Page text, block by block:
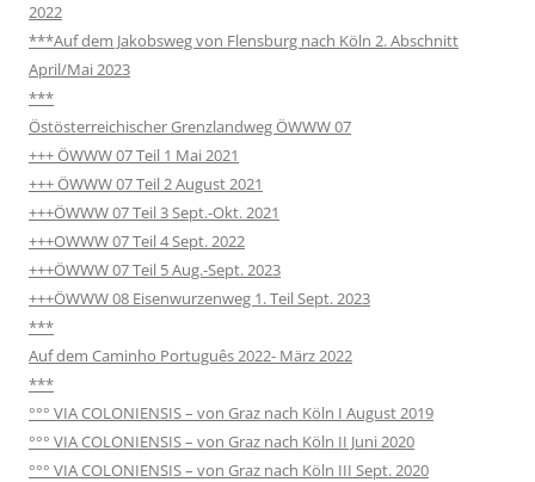
2022
***Auf dem Jakobsweg von Flensburg nach Köln 2. Abschnitt
April/Mai 2023
***
Östösterreichischer Grenzlandweg ÖWWW 07
+++ ÖWWW 07 Teil 1 Mai 2021
+++ ÖWWW 07 Teil 2 August 2021
+++ÖWWW 07 Teil 3 Sept.-Okt. 2021
+++OWWW 07 Teil 4 Sept. 2022
+++ÖWWW 07 Teil 5 Aug.-Sept. 2023
+++ÖWWW 08 Eisenwurzenweg 1. Teil Sept. 2023
***
Auf dem Caminho Português 2022- März 2022
***
°°° VIA COLONIENSIS – von Graz nach Köln I August 2019
°°° VIA COLONIENSIS – von Graz nach Köln II Juni 2020
°°° VIA COLONIENSIS – von Graz nach Köln III Sept. 2020